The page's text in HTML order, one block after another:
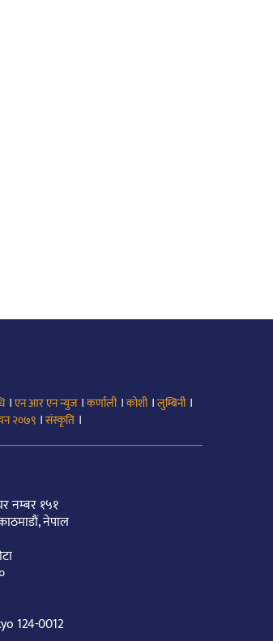
।एन आर एन न्युज।कर्णाली।कोशी।लुम्बिनी।
२०७९ ।संस्कृति ।
नम्बर १५१
नेपाल
124-0012